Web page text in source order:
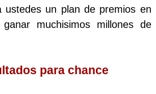
Noche
ustedes un plan de premios en
muchisimos millones de
para chance